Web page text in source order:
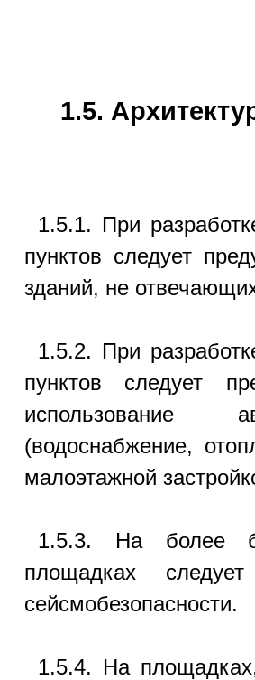
1.5.
1.5.1. При
пунктов следует
зданий, не
1.5.2. При
пунктов следует
использование
(водоснабжение,
малоэтажной
1.5.3. На более
площадках
сейсмобезопасности.
1.5.4. На